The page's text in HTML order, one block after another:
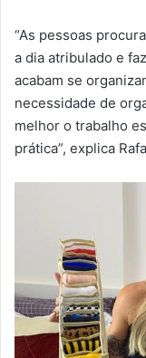
“As pessoas
a dia atribulado e
acabam se
necessidade de
melhor o trabalho
prática”, explica